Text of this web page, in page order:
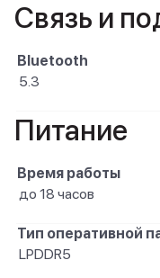
Связь и
Bluetooth
5.3
Питание
Время работы
до 18 часов
Тип оперативной
LPDDR5